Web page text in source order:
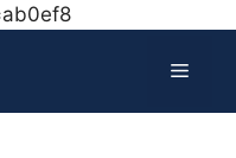
Chuyển
Menu